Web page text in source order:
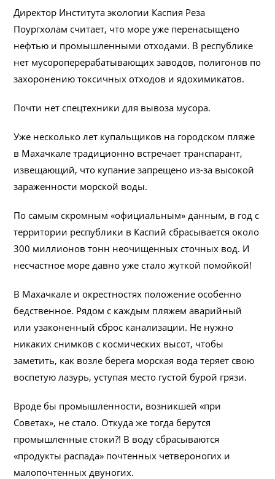
Директор Института экологии Каспия Реза
Поургхолам считает, что море уже перенасыщено
нефтью и промышленными отходами. В республике
нет мусороперерабатывающих заводов, полигонов по
захоронению токсичных отходов и ядохимикатов.
Почти нет спецтехники для вывоза мусора.
Уже несколько лет купальщиков на городском пляже
в Махачкале традиционно встречает транспарант,
извещающий, что купание запрещено из-за высокой
зараженности морской воды.
По самым скромным «официальным» данным, в год с
территории республики в Каспий сбрасывается около
300 миллионов тонн неочищенных сточных вод. И
несчастное море давно уже стало жуткой помойкой!
В Махачкале и окрестностях положение особенно
бедственное. Рядом с каждым пляжем аварийный
или узаконенный сброс канализации. Не нужно
никаких снимков с космических высот, чтобы
заметить, как возле берега морская вода теряет свою
воспетую лазурь, уступая место густой бурой грязи.
Вроде бы промышленности, возникшей «при
Советах», не стало. Откуда же тогда берутся
промышленные стоки?! В воду сбрасываются
«продукты распада» почтенных четвероногих и
малопочтенных двуногих.